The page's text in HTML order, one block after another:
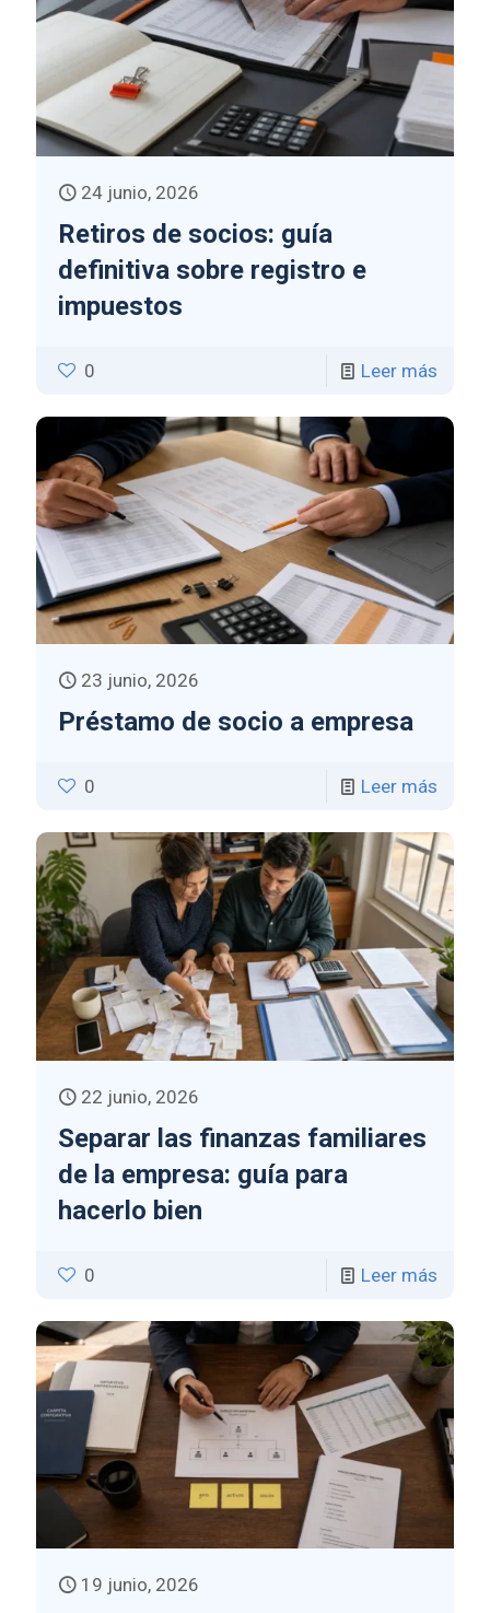
24 junio, 2026
Retiros de socios: guía
definitiva sobre registro e
impuestos
0 Leer más
23 junio, 2026
Préstamo de socio a empresa
0 Leer más
22 junio, 2026
Separar las finanzas familiares
de la empresa: guía para
hacerlo bien
0 Leer más
19 junio, 2026